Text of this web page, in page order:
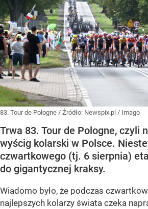
83. Tour de Pologne / Źródło: Newspix.pl / Imago
Trwa 83. Tour de Pologne, czyli
wyścig kolarski w Polsce.
czwartkowego (tj. 6 sierpnia)
do gigantycznej kraksy.
Wiadomo było, że podczas
najlepszych kolarzy świata czeka